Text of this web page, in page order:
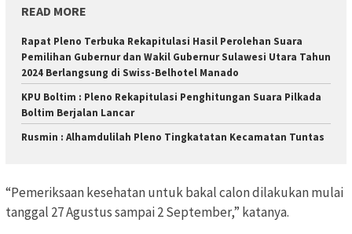
READ MORE
Rapat Pleno Terbuka Rekapitulasi Hasil Perolehan Suara
Pemilihan Gubernur dan Wakil Gubernur Sulawesi Utara Tahun
2024 Berlangsung di Swiss-Belhotel Manado
KPU Boltim : Pleno Rekapitulasi Penghitungan Suara Pilkada
Boltim Berjalan Lancar
Rusmin : Alhamdulilah Pleno Tingkatatan Kecamatan Tuntas
“Pemeriksaan kesehatan untuk bakal calon dilakukan mulai
tanggal 27 Agustus sampai 2 September,” katanya.